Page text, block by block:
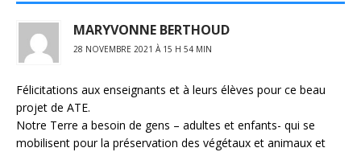
MARYVONNE BERTHOUD
28 NOVEMBRE 2021 À 15 H 54 MIN
Félicitations aux enseignants et à leurs élèves pour ce beau
projet de ATE.
Notre Terre a besoin de gens – adultes et enfants- qui se
mobilisent pour la préservation des végétaux et animaux et